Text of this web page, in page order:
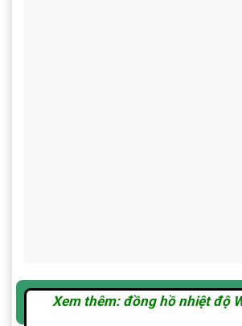
Xem thêm: đồng hồ nhiệt độ